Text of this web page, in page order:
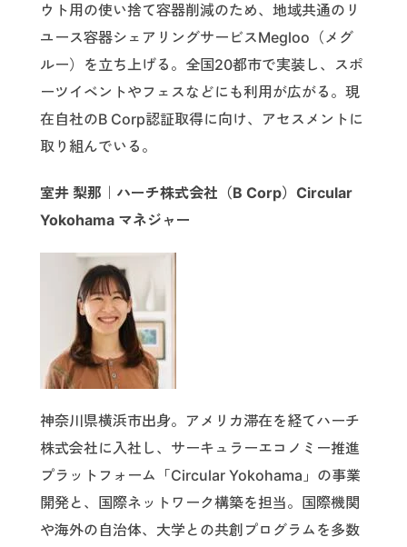
ウト用の使い捨て容器削減のため、地域共通のリ
ユース容器シェアリングサービスMegloo（メグ
ルー）を立ち上げる。全国20都市で実装し、スポ
ーツイベントやフェスなどにも利用が広がる。現
在自社のB Corp認証取得に向け、アセスメントに
取り組んでいる。
室井 梨那｜ハーチ株式会社（B Corp）Circular
Yokohama マネジャー
神奈川県横浜市出身。アメリカ滞在を経てハーチ
株式会社に入社し、サーキュラーエコノミー推進
プラットフォーム「Circular Yokohama」の事業
開発と、国際ネットワーク構築を担当。国際機関
や海外の自治体、大学との共創プログラムを多数